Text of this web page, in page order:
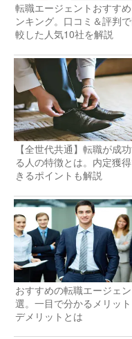
転職エージェントおすす
ンキング。口コミ＆評判
較した人気10社を解説
【全世代共通】転職が成
る人の特徴とは。内定獲
きるポイントも解説
おすすめの転職エージェ
選。一目で分かるメリッ
デメリットとは